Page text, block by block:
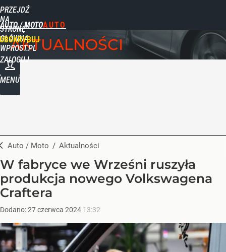
PRZEJDŹ
NA
STRONĘ
GŁÓWNĄ
WPROST.PL
AUTO / MOTO
ZALOGUJ
MENU
AKTUALNOŚCI
Auto / Moto / Aktualności
W fabryce we Wrześni ruszyła
produkcja nowego Volkswagena
Craftera
Dodano:27czerwca 2024 13:32